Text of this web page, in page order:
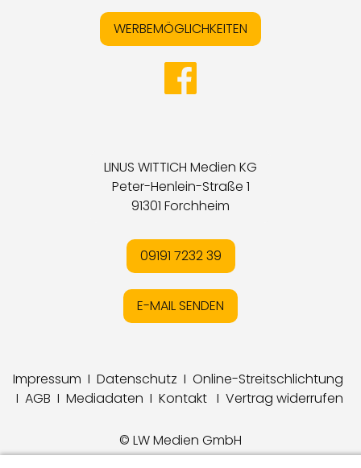
WERBEMÖGLICHKEITEN
LINUS WITTICH Medien KG
Peter-Henlein-Straße 1
91301 Forchheim
09191 7232 39
E-MAIL SENDEN
Impressum I Datenschutz I Online-Streitschlichtung
I AGB I Mediadaten I Kontakt I Vertrag widerrufen
© LW Medien GmbH